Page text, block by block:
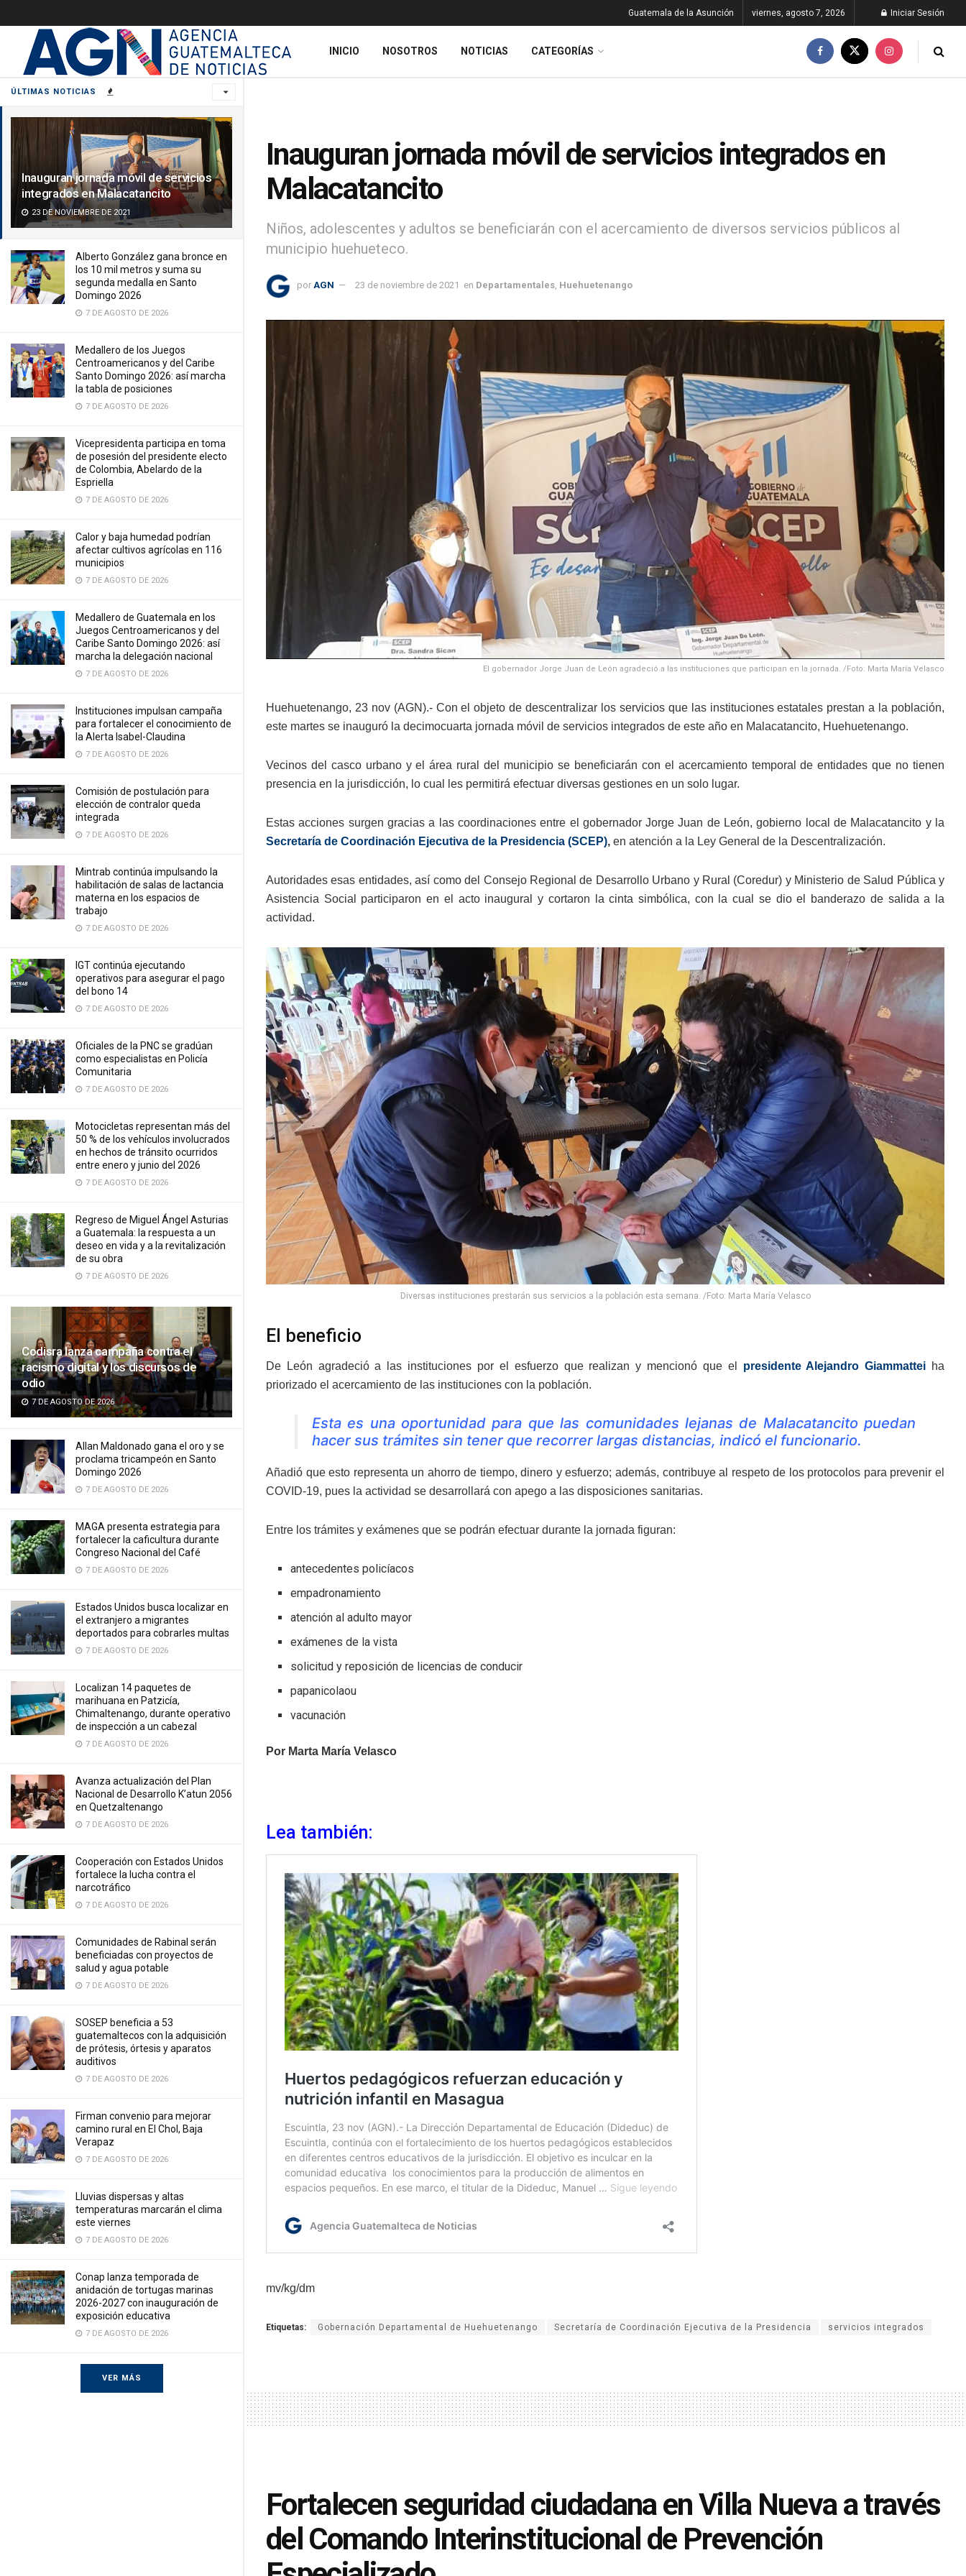
ÚLTIMAS NOTICIAS
Inauguran jornada móvil de servicios
integrados en Malacatancito
23 DE NOVIEMBRE DE 2021
Alberto González gana bronce en
los 10 mil metros y suma su
segunda medalla en Santo
Domingo 2026
7 DE AGOSTO DE 2026
Medallero de los Juegos
Centroamericanos y del Caribe
Santo Domingo 2026: así marcha
la tabla de posiciones
7 DE AGOSTO DE 2026
Vicepresidenta participa en toma
de posesión del presidente electo
de Colombia, Abelardo de la
Espriella
7 DE AGOSTO DE 2026
Calor y baja humedad podrían
afectar cultivos agrícolas en 116
municipios
7 DE AGOSTO DE 2026
Medallero de Guatemala en los
Juegos Centroamericanos y del
Caribe Santo Domingo 2026: así
marcha la delegación nacional
7 DE AGOSTO DE 2026
Instituciones impulsan campaña
para fortalecer el conocimiento de
la Alerta Isabel-Claudina
7 DE AGOSTO DE 2026
Comisión de postulación para
elección de contralor queda
integrada
7 DE AGOSTO DE 2026
Mintrab continúa impulsando la
habilitación de salas de lactancia
materna en los espacios de
trabajo
7 DE AGOSTO DE 2026
IGT continúa ejecutando
operativos para asegurar el pago
del bono 14
7 DE AGOSTO DE 2026
Oficiales de la PNC se gradúan
como especialistas en Policía
Comunitaria
7 DE AGOSTO DE 2026
Motocicletas representan más del
50 % de los vehículos involucrados
en hechos de tránsito ocurridos
entre enero y junio del 2026
7 DE AGOSTO DE 2026
Regreso de Miguel Ángel Asturias
a Guatemala: la respuesta a un
deseo en vida y a la revitalización
de su obra
7 DE AGOSTO DE 2026
Codisra lanza campaña contra el
racismo digital y los discursos de
odio
7 DE AGOSTO DE 2026
Allan Maldonado gana el oro y se
proclama tricampeón en Santo
Domingo 2026
7 DE AGOSTO DE 2026
MAGA presenta estrategia para
fortalecer la caficultura durante
Congreso Nacional del Café
7 DE AGOSTO DE 2026
Estados Unidos busca localizar en
el extranjero a migrantes
deportados para cobrarles multas
7 DE AGOSTO DE 2026
Localizan 14 paquetes de
marihuana en Patzicía,
Chimaltenango, durante operativo
de inspección a un cabezal
7 DE AGOSTO DE 2026
Avanza actualización del Plan
Nacional de Desarrollo K’atun 2056
en Quetzaltenango
7 DE AGOSTO DE 2026
Cooperación con Estados Unidos
fortalece la lucha contra el
narcotráfico
7 DE AGOSTO DE 2026
Comunidades de Rabinal serán
beneficiadas con proyectos de
salud y agua potable
7 DE AGOSTO DE 2026
SOSEP beneficia a 53
guatemaltecos con la adquisición
de prótesis, órtesis y aparatos
auditivos
7 DE AGOSTO DE 2026
Firman convenio para mejorar
camino rural en El Chol, Baja
Verapaz
7 DE AGOSTO DE 2026
Lluvias dispersas y altas
temperaturas marcarán el clima
este viernes
7 DE AGOSTO DE 2026
Conap lanza temporada de
anidación de tortugas marinas
2026-2027 con inauguración de
exposición educativa
7 DE AGOSTO DE 2026
VER MÁS
Guatemala de la Asunción viernes, agosto 7, 2026 Iniciar Sesión
INICIO NOSOTROS NOTICIAS CATEGORÍAS
Inauguran jornada móvil de servicios integrados en
Malacatancito
Niños, adolescentes y adultos se beneficiarán con el acercamiento de diversos servicios públicos al
municipio huehueteco.
por AGN 23 de noviembre de 2021 en Departamentales Huehuetenango
El gobernador Jorge Juan de León agradeció a las instituciones que participan en la jornada. /Foto: Marta María Velasco
Huehuetenango, 23 nov (AGN).- Con el objeto de descentralizar los servicios que las instituciones estatales prestan a la población,
este martes se inauguró la decimocuarta jornada móvil de servicios integrados de este año en Malacatancito, Huehuetenango.
Vecinos del casco urbano y el área rural del municipio se beneficiarán con el acercamiento temporal de entidades que no tienen
presencia en la jurisdicción, lo cual les permitirá efectuar diversas gestiones en un solo lugar.
Estas acciones surgen gracias a las coordinaciones entre el gobernador Jorge Juan de León, gobierno local de Malacatancito y la
Secretaría de Coordinación Ejecutiva de la Presidencia (SCEP), en atención a la Ley General de la Descentralización.
Autoridades esas entidades, así como del Consejo Regional de Desarrollo Urbano y Rural (Coredur) y Ministerio de Salud Pública y
Asistencia Social participaron en el acto inaugural y cortaron la cinta simbólica, con la cual se dio el banderazo de salida a la
actividad.
Diversas instituciones prestarán sus servicios a la población esta semana. /Foto: Marta María Velasco
El beneficio
De León agradeció a las instituciones por el esfuerzo que realizan y mencionó que el presidente Alejandro Giammattei ha
priorizado el acercamiento de las instituciones con la población.
Esta es una oportunidad para que las comunidades lejanas de Malacatancito puedan
hacer sus trámites sin tener que recorrer largas distancias, indicó el funcionario.
Añadió que esto representa un ahorro de tiempo, dinero y esfuerzo; además, contribuye al respeto de los protocolos para prevenir el
COVID-19, pues la actividad se desarrollará con apego a las disposiciones sanitarias.
Entre los trámites y exámenes que se podrán efectuar durante la jornada figuran:
antecedentes policíacos
empadronamiento
atención al adulto mayor
exámenes de la vista
solicitud y reposición de licencias de conducir
papanicolaou
vacunación
Por Marta María Velasco
Lea también:
mv/kg/dm
Etiquetas: Gobernación Departamental de Huehuetenango Secretaría de Coordinación Ejecutiva de la Presidencia servicios integrados
Fortalecen seguridad ciudadana en Villa Nueva a través
del Comando Interinstitucional de Prevención